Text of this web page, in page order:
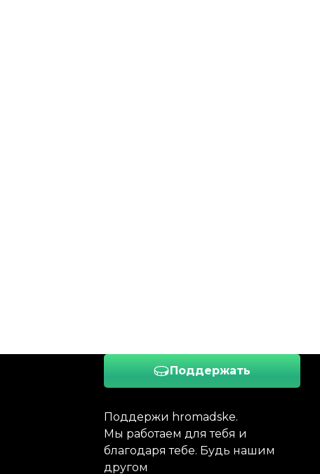
Поддержать
Поддержи hromadske.
Мы работаем для тебя и
благодаря тебе. Будь нашим
другом